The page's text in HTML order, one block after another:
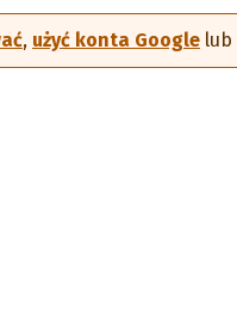
, użyć konta Google lub